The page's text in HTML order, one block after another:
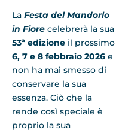
La Festa del Mandorlo
in Fiore celebrerà la sua
53ª edizione il prossimo
6, 7 e 8 febbraio 2026 e
non ha mai smesso di
conservare la sua
essenza. Ciò che la
rende così speciale è
proprio la sua